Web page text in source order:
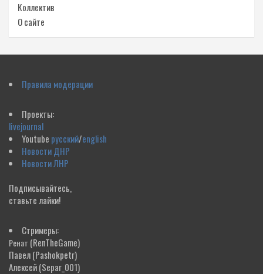
Коллектив
О сайте
Правила модерации
Проекты:
livejournal
Youtube русский/english
Новости ДНР
Новости ЛНР
Подписывайтесь,
ставьте лайки!
Стримеры:
Ренат (RenTheGame)
Павел(Pashokpetr)
Алексей(Separ_001)